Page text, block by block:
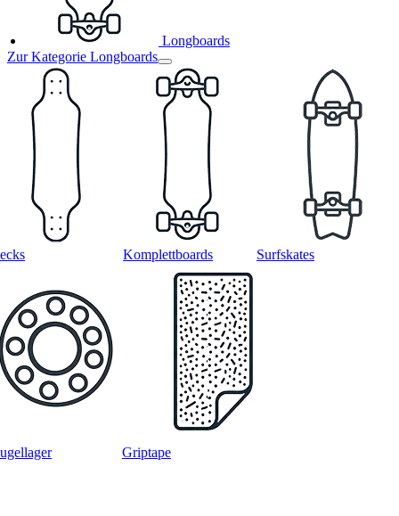
Longboards
Zur Kategorie Longboards
Komplettboards Surfskates
Griptape